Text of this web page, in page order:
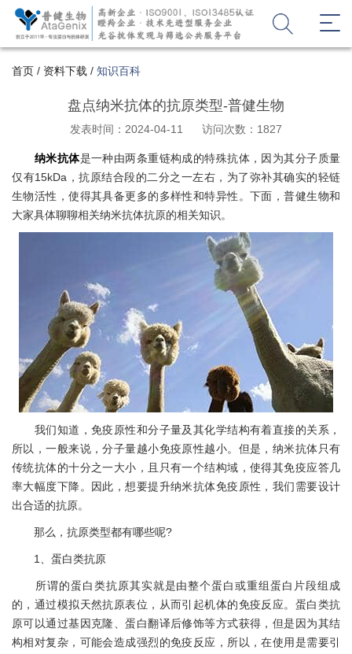
首页 / 资料下载 / 知识百科
盘点纳米抗体的抗原类型-普健生物
发表时间：2024-04-11 访问次数：1827
纳米抗体是一种由两条重链构成的特殊抗体，因为其分子质量
仅有15kDa，抗原结合段的二分之一左右，为了弥补其确实的轻链
生物活性，使得其具备更多的多样性和特异性。下面，普健生物和
大家具体聊聊相关纳米抗体抗原的相关知识。
我们知道，免疫原性和分子量及其化学结构有着直接的关系，
所以，一般来说，分子量越小免疫原性越小。但是，纳米抗体只有
传统抗体的十分之一大小，且只有一个结构域，使得其免疫应答几
率大幅度下降。因此，想要提升纳米抗体免疫原性，我们需要设计
出合适的抗原。
那么，抗原类型都有哪些呢?
1、蛋白类抗原
所谓的蛋白类抗原其实就是由整个蛋白或重组蛋白片段组成
的，通过模拟天然抗原表位，从而引起机体的免疫反应。蛋白类抗
原可以通过基因克隆、蛋白翻译后修饰等方式获得，但是因为其结
构相对复杂，可能会造成强烈的免疫反应，所以，在使用是需要引